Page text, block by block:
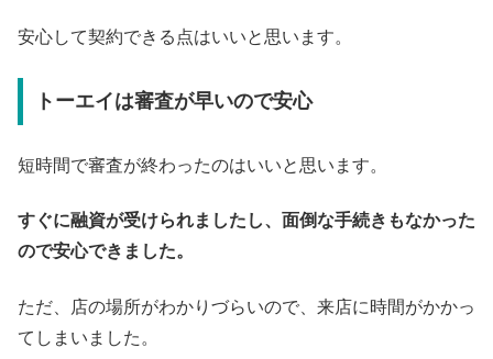
安心して契約できる点はいいと思います。
トーエイは審査が早いので安心
短時間で審査が終わったのはいいと思います。
すぐに融資が受けられましたし、面倒な手続きもなかった
ので安心できました。
ただ、店の場所がわかりづらいので、来店に時間がかかっ
てしまいました。